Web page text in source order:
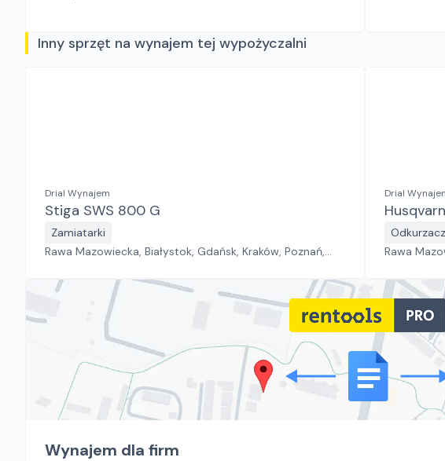
Inny sprzęt na wynajem tej wypożyczalni
Drial Wynajem
Stiga SWS 800 G
Zamiatarki
Rawa Mazowiecka, Białystok, Gdańsk, Kraków, Poznań,
Płock, Jawor, Pabianice, Suchy Las, Zielona Góra
Drial
Rawa
Płock,
Wynajem dla firm